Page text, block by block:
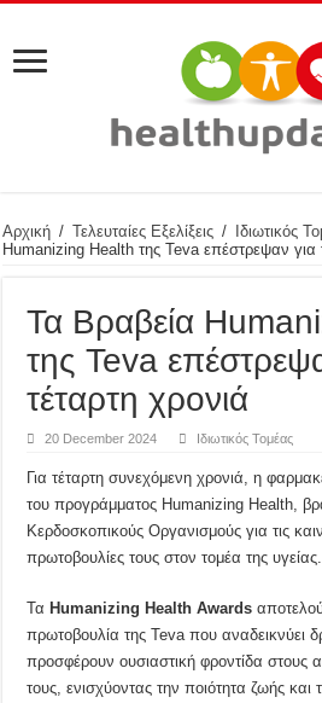
Αρχική / Τελευταίες Εξελίξεις / Ιδιωτικός
Humanizing Health της Teva επέστρεψαν για
Τα Βραβεία
της Teva
τέταρτη χρονιά
20 December 2024 Ιδιωτικός Τομέας
Για τέταρτη συνεχόμενη χρονιά, η
του προγράμματος Humanizing Health,
Κερδοσκοπικούς Οργανισμούς για τις
πρωτοβουλίες τους στον τομέα της υγείας.
ΤαHumanizing Health Awards
πρωτοβουλία της Teva που αναδεικνύει
προσφέρουν ουσιαστική φροντίδα στους
τους, ενισχύοντας την ποιότητα ζωής